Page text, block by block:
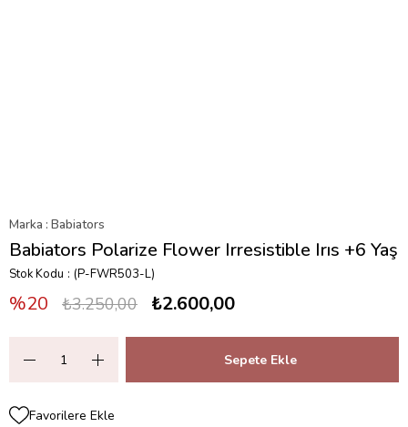
Marka : Babiators
Babiators Polarize Flower Irresistible Irıs +6 Yaş
Stok Kodu (P-FWR503-L)
20 ₺3.250,00 ₺2.600,00
Favorilere Ekle